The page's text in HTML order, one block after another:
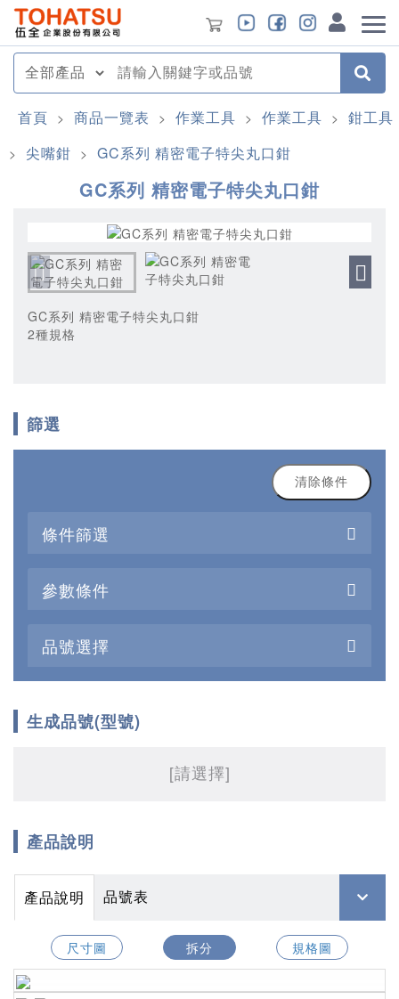
首頁 > 商品一覽表 > 作業工具 > 作業工具 > 鉗工具
> 尖嘴鉗 > GC系列 精密電子特尖丸口鉗
GC系列 精密電子特尖丸口鉗
GC系列 精密電子特尖丸口鉗
2種規格
篩選
清除條件
條件篩選
參數條件
品號選擇
生成品號(型號)
[請選擇]
產品說明
產品說明 品號表
尺寸圖 拆分 規格圖